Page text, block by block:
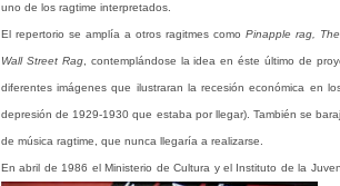
uno de los ragtime interpretados.
El repertorio se amplía a otros ragitmes como Pinapple rag,
Wall Street Rag, contemplándose la idea en éste último de
diferentes imágenes que ilustraran la recesión económica en
depresión de 1929-1930 que estaba por llegar). También se
de música ragtime, que nunca llegaría a realizarse.
En abril de 1986 el Ministerio de Cultura y el Instituto de la